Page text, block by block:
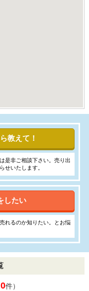
教えて！
是非ご相談下さい。売り出
せいたします。
したい
れるのか知りたい。とお悩
0件）